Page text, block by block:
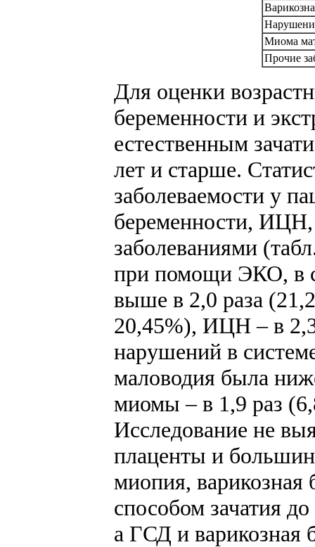
Миома
Прочие
Для оценки
беременности и
естественным
лет и старше.
заболеваемости у
беременности, ИЦН,
заболеваниями
при помощи ЭКО, в
выше в 2,0 раза
20,45%), ИЦН – в 2,3
нарушений в
маловодия была
миомы – в 1,9 раз
Исследование не
плаценты и
миопия,
способом зачатия
а ГСД и варикозная